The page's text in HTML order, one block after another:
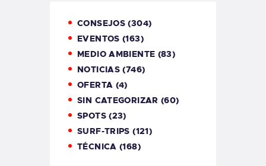
CONSEJOS (304)
EVENTOS (163)
MEDIO AMBIENTE (83)
NOTICIAS (746)
OFERTA (4)
SIN CATEGORIZAR (60)
SPOTS(23)
SURF-TRIPS (121)
TÉCNICA (168)